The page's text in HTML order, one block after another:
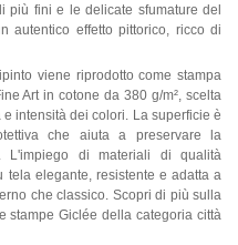
più fini e le delicate sfumature del
autentico effetto pittorico, ricco di
viene riprodotto come stampa
Art in cotone da 380 g/m², scelta
intensità dei colori. La superficie è
che aiuta a preservare la
L'impiego di materiali di qualità
tela elegante, resistente e adatta a
che classico. Scopri di più sulla
stampe Giclée della categoria città